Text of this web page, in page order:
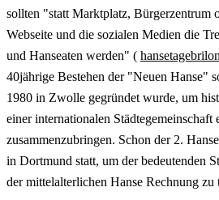
sollten "statt Marktplatz, Bürgerzentrum
Webseite und die sozialen Medien die
und Hanseaten werden" (
40jährige Bestehen der "Neuen Hanse"
1980 in Zwolle gegründet wurde, um
einer internationalen Städtegemeinschaft
zusammenzubringen. Schon der 2.
in Dortmund statt, um der bedeutenden
der mittelalterlichen Hanse Rechnung zu